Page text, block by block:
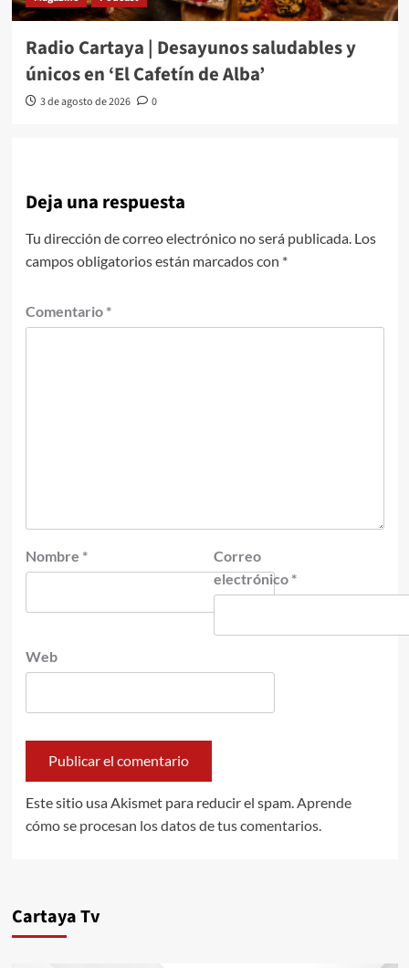
Radio Cartaya | Desayunos saludables y
únicos en ‘El Cafetín de Alba’
3 de agosto de 2026 0
Deja una respuesta
Tu dirección de correo electrónico no será publicada. Los
campos obligatorios están marcados con *
Comentario *
Nombre *
Correo
electrónico *
Web
Este sitio usa Akismet para reducir el spam. Aprende
cómo se procesan los datos de tus comentarios.
Cartaya Tv